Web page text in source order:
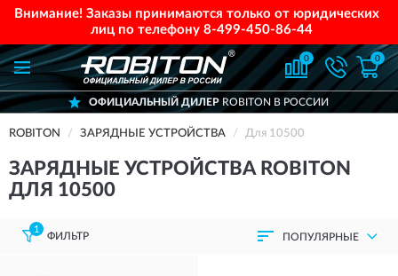
Внимание! Заказы принимаются только от юридических
лиц по телефону 8-499-450-86-44
0 0
ОФИЦИАЛЬНЫЙ ДИЛЕРROBITON В РОССИИ
ROBITON ЗАРЯДНЫЕ УСТРОЙСТВА Для 10500
ЗАРЯДНЫЕ УСТРОЙСТВА ROBITON
ДЛЯ 10500
1
ФИЛЬТР ПОПУЛЯРНЫЕ